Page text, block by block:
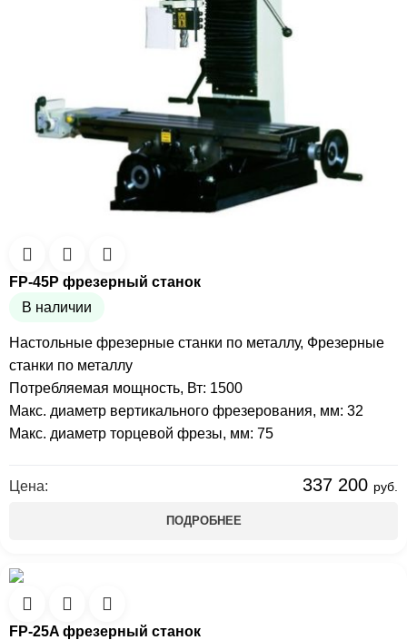
FP-45P фрезерный станок
В наличии
Настольные фрезерные станки по металлу, Фрезерные
станки по металлу
Цена: 337 200 руб.
Потребляемая мощность, Вт: 1500
Макс. диаметр вертикального фрезерования, мм: 32
Макс. диаметр торцевой фрезы, мм: 75
ПОДРОБНЕЕ
FP-25A фрезерный станок